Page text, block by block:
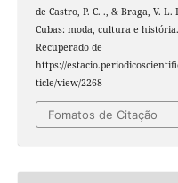
de Castro, P. C. ., & Braga, V.
Cubas: moda, cultura e história.
Recuperado de
https://
ticle/view/2268
Fomatos de Citação